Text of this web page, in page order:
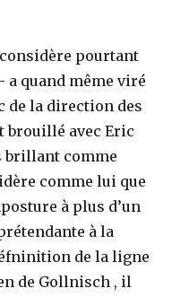
pourtant
quand même viré
de la direction des
brouillé avec Eric
brillant comme
comme lui que
à plus d’un
à la
de la ligne
de Gollnisch , il